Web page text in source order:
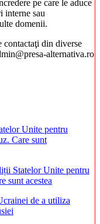
pe care le aduce
interne sau
domenii.
contactaţi din diverse
alternativa.ro
Statelor Unite pentru
sunt acestea